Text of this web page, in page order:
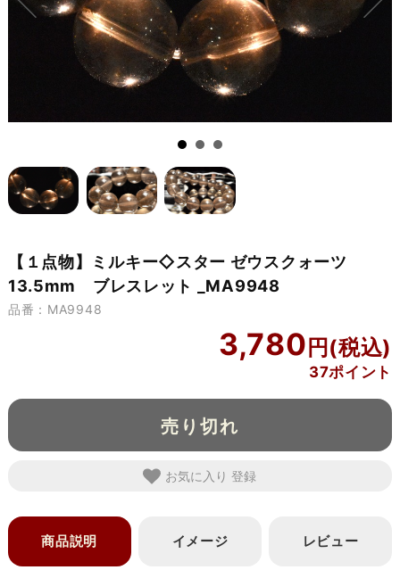
【１点物】ミルキー◇スター ゼウスクォーツ
13.5mm ブレスレット _MA9948
品番：MA9948
3,780
37ポイント
売り切れ
お気に入り
商品説明 イメージ レビュー